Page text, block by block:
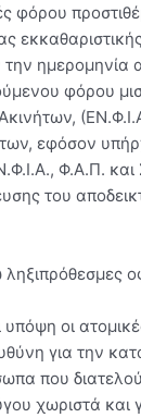
φόρου
ημερομηνία
φόρου
εφόσον
Φ.Α.Π. και
του
οι
για την
που
χωριστά και